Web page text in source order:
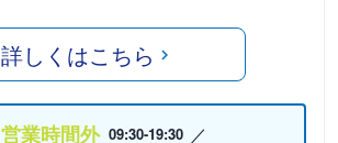
詳しくはこちら
営業時間外 09:30-19:30